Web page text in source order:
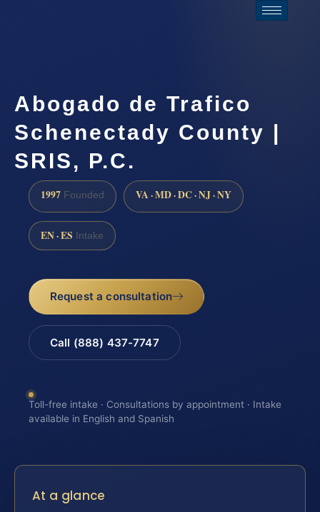
Abogado de Trafico
Schenectady County |
SRIS, P.C.
1997 Founded VA · MD · DC · NJ · NY
EN · ES Intake
Request a consultation
Call (888) 437-7747
Toll-free intake · Consultations by appointment · Intake
available in English and Spanish
At a glance